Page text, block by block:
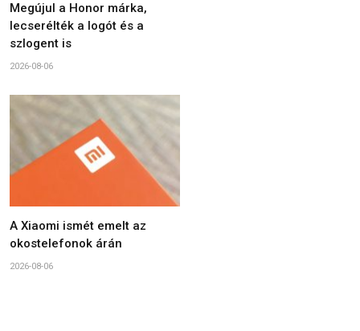
Megújul a Honor márka,
lecserélték a logót és a
szlogent is
2026-08-06
A Xiaomi ismét emelt az
okostelefonok árán
2026-08-06